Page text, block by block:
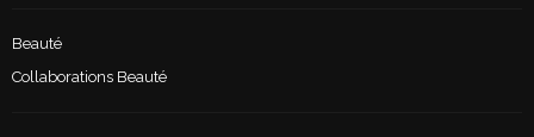
Beauté
Collaborations Beauté